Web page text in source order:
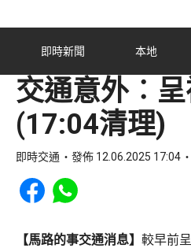
即時新聞 本地
交通意外︰
(17:04清理)
即時交通 發佈 12.06.2025 17:04
Share to Facebook
Share to WhatsApp
【馬路的事交通消息】 較早前